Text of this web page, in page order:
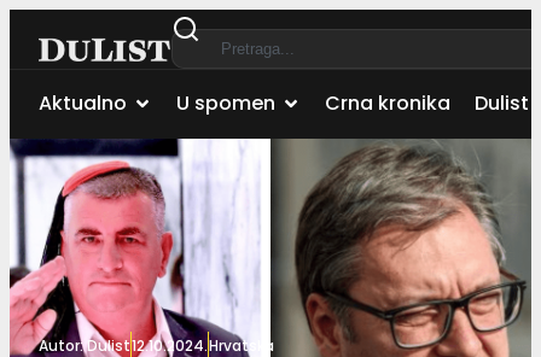
Aktualno U spomen Crna kronika Dulist
Autor:Dulist12.10.2024.Hrvatska